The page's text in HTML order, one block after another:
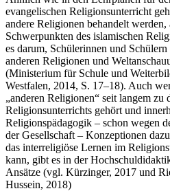
evangelischen Religionsunterricht
andere Religionen behandelt
Schwerpunkten des islamischen
es darum, Schülerinnen und
anderen Religionen und
(Ministerium für Schule und
Westfalen, 2014, S. 17–18). Auch
„anderen Religionen“ seit langem zu
Religionsunterrichts gehört und
Religionspädagogik – schon wegen
der Gesellschaft – Konzeptionen
das interreligiöse Lernen im
kann, gibt es in der
Ansätze (vgl. Kürzinger, 2017 und
Hussein, 2018)